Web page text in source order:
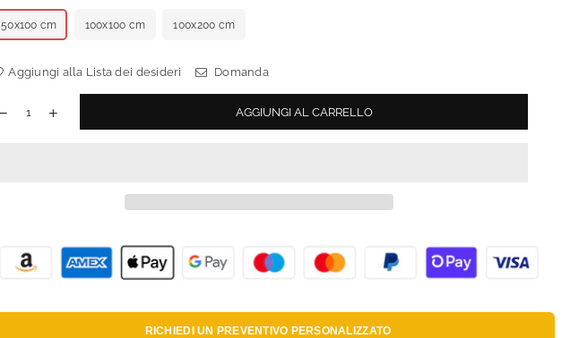
50x100 cm 100x100 cm 100x200 cm
Aggiungi alla Lista dei desideri Domanda
AGGIUNGI AL CARRELLO
RICHIEDI UN PREVENTIVO PERSONALIZZATO